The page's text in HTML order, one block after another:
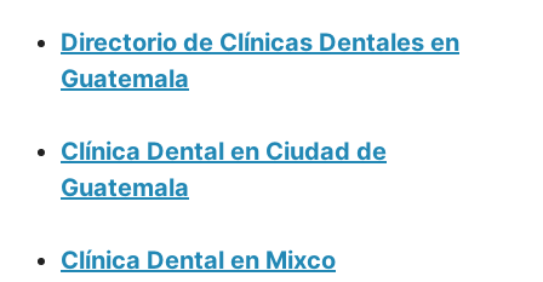
Directorio de Clínicas Dentales en
Guatemala
Clínica Dental en Ciudad de
Guatemala
Clínica Dental en Mixco